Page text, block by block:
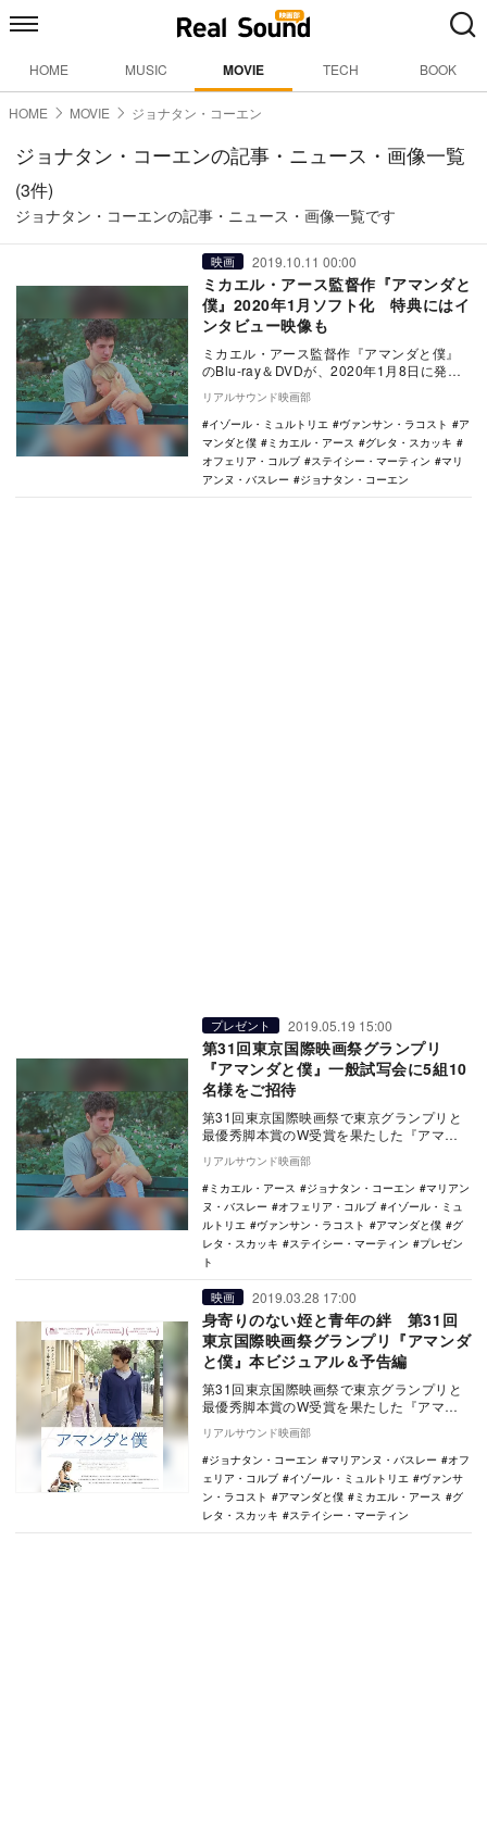
HOME MUSIC MOVIE TECH BOOK
HOME MOVIE ジョナタン・コーエン
ジョナタン・コーエンの記事・ニュース・画像一覧
(3件)
ジョナタン・コーエンの記事・ニュース・画像一覧です
映画 2019.10.11 00:00
ミカエル・アース監督作『アマンダと
僕』2020年1月ソフト化 特典にはイ
ンタビュー映像も
ミカエル・アース監督作『アマンダと僕』
のBlu-ray＆DVDが、2020年1月8日に発売
リアルサウンド映画部
イゾール・ミュルトリエ
ヴァンサン・ラコスト
ア
マンダと僕
ミカエル・アース
グレタ・スカッキ
オフェリア・コルブ
ステイシー・マーティン
マリ
アンヌ・バスレー
ジョナタン・コーエン
プレゼント 2019.05.19 15:00
第31回東京国際映画祭グランプリ
『アマンダと僕』一般試写会に5組10
名様をご招待
第31回東京国際映画祭で東京グランプリと
最優秀脚本賞のW受賞を果たした『アマン
ダと僕』が、6月22日に公開される。 舞
台…
リアルサウンド映画部
ミカエル・アース
ジョナタン・コーエン
マリアン
ヌ・バスレー
オフェリア・コルブ
イゾール・ミュ
ルトリエ
ヴァンサン・ラコスト アマンダと僕
グ
レタ・スカッキ
ステイシー・マーティン
プレゼン
ト
映画 2019.03.28 17:00
身寄りのない姪と青年の絆 第31回
東京国際映画祭グランプリ『アマンダ
と僕』本ビジュアル＆予告編
第31回東京国際映画祭で東京グランプリと
最優秀脚本賞のW受賞を果たした『アマン
ダと僕』の公開日が6月22日に決定し、ポス
タービジ…
リアルサウンド映画部
ジョナタン・コーエン
マリアンヌ・バスレー
オフ
ェリア・コルブ
イゾール・ミュルトリエ
ヴァンサ
ン・ラコスト
アマンダと僕 ミカエル・アース
グ
レタ・スカッキ
ステイシー・マーティン